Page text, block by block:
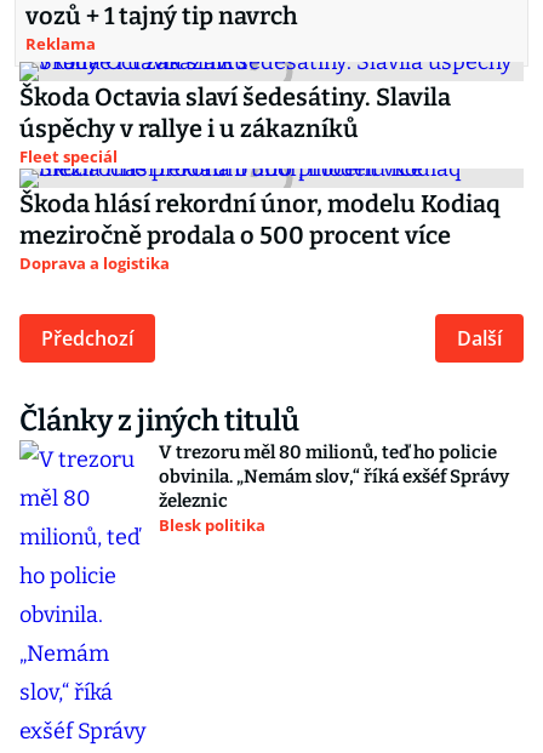
vozů + 1 tajný tip navrch
Reklama
Škoda Octavia slaví šedesátiny. Slavila
úspěchy v rallye i u zákazníků
Fleet speciál
Škoda hlásí rekordní únor, modelu Kodiaq
meziročně prodala o 500 procent více
Doprava a logistika
Předchozí Další
Články z jiných titulů
V trezoru měl 80 milionů, teď ho policie
obvinila. „Nemám slov,“ říká exšéf Správy
železnic
Blesk politika